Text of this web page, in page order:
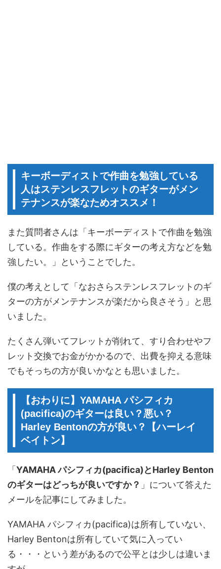
キーボーディストで作曲を勉強している
人はステンレスフレットのギターがメン
テナンスが楽なためオススメ！
また質問者さんは「キーボーディストで作曲を勉強
している。作曲をする際にギターの考え方などを勉
強したい。」ということでした。
僕の考えとして「なおさらステンレスフレットのギ
ターの方がメンテナンスが楽だから良さそう」と思
いました。
たくさん弾いてフレットが削れて、すり合わせやフ
レット交換でお金がかかるので、出費を抑える意味
でもそっちの方が良いかなとも思いました。
【おわりに】YAMAHA パシフィカ
(pacifica)のギターは良い？悪い？
Harley Bentonの方が良い？【ハーレイ
ベイトン】
「YAMAHA パシフィカ(pacifica)とHarley Benton
のギターはどっちが良いですか？ 」について答えた
メールを記事にしてみました。
YAMAHA パシフィカ(pacifica)は所有していない、
Harley Bentonは所有していて気に入ってい
る・・・という差があるので公平とは少しは違いま